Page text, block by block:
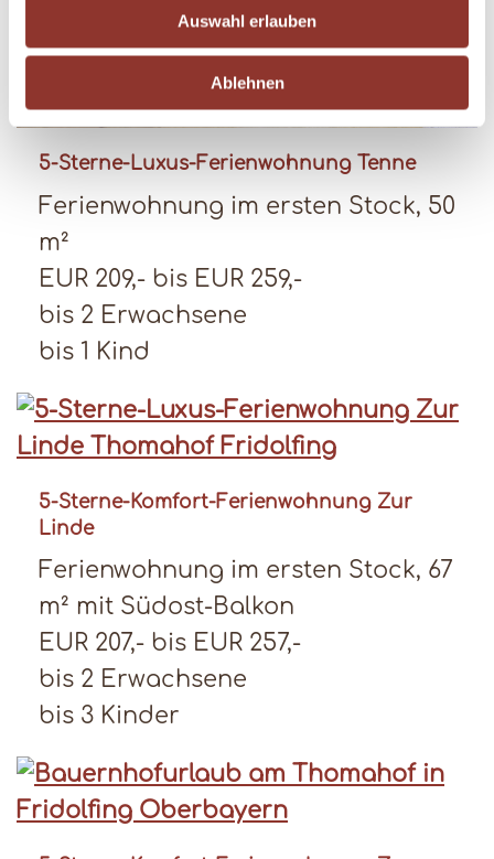
Auswahl erlauben
Ablehnen
5-Sterne-Luxus-Ferienwohnung Tenne
Ferienwohnung im ersten Stock, 50
m²
EUR 209,- bis EUR 259,-
bis 2 Erwachsene
bis 1 Kind
5-Sterne-Komfort-Ferienwohnung Zur
Linde
Ferienwohnung im ersten Stock, 67
m² mit Südost-Balkon
EUR 207,- bis EUR 257,-
bis 2 Erwachsene
bis 3 Kinder